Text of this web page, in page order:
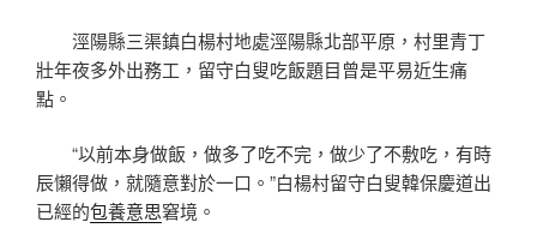
涇陽縣三渠鎮白楊村地處涇陽縣北部平原，村里青丁
壯年夜多外出務工，留守白叟吃飯題目曾是平易近生痛
點。
“以前本身做飯，做多了吃不完，做少了不敷吃，有時
辰懶得做，就隨意對於一口。”白楊村留守白叟韓保慶道出
已經的包養意思窘境。